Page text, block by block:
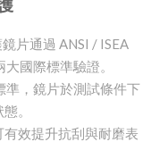
片通過 ANSI / ISEA
國際標準驗證。​
準，鏡片於測試條件下
。​
效提升抗刮與耐磨表